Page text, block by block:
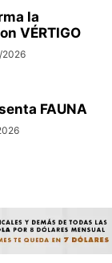
la
VÉRTIGO
FAUNA